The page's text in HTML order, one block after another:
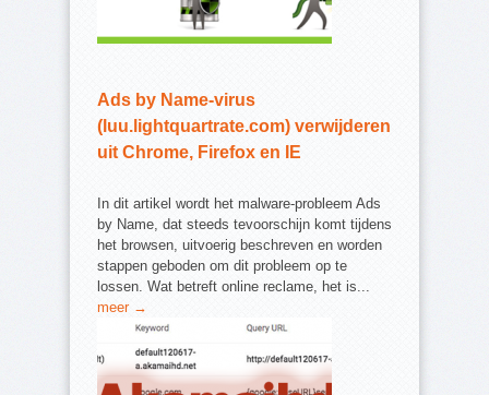
Ads by Name-virus
(luu.lightquartrate.com) verwijderen
uit Chrome, Firefox en IE
In dit artikel wordt het malware-probleem Ads
by Name, dat steeds tevoorschijn komt tijdens
het browsen, uitvoerig beschreven en worden
stappen geboden om dit probleem op te
lossen. Wat betreft online reclame, het is...
meer →